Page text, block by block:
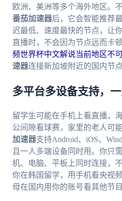
欧洲、美洲等多个海外地区。
番茄加速器后，它会智能推荐
迟最低、速度最快的节点，让
直播时，不会因为节点远而卡
频世界杯中文解说当前地区不
速器连接新加坡附近的国内节
多平台多设备支持，
留学生可能在手机上看直播，
公间隙看球赛，家里的老人
加速器支持Android、iOS、
且一人多端设备同时用。你只
机、电脑、平板上同时连接，
你在韩国留学，用手机看央视
母在国内用你的账号看其他节